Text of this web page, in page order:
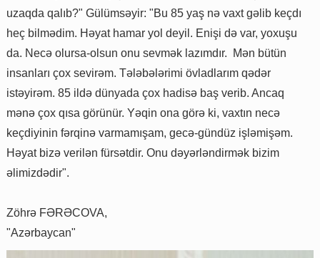
uzaqda qalıb?" Gülümsəyir: "Bu 85 yaş nə vaxt gəlib keçdı
heç bilmədim. Həyat hamar yol deyil. Enişi də var, yoxuşu
da. Necə olursa-olsun onu sevmək lazımdır. Mən bütün
insanları çox sevirəm. Tələbələrimi övladlarım qədər
istəyirəm. 85 ildə dünyada çox hadisə baş verib. Ancaq
mənə çox qısa görünür. Yəqin ona görə ki, vaxtın necə
keçdiyinin fərqinə varmamışam, gecə-gündüz işləmişəm.
Həyat bizə verilən fürsətdir. Onu dəyərləndirmək bizim
əlimizdədir".
Zöhrə FƏRƏCOVA,
"Azərbaycan"